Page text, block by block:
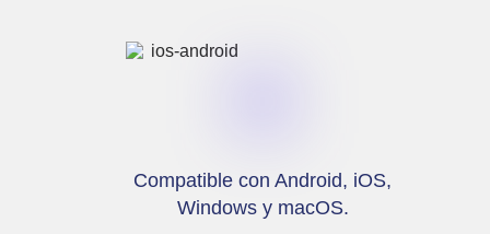
Compatible con Android, iOS,
Windows y macOS.